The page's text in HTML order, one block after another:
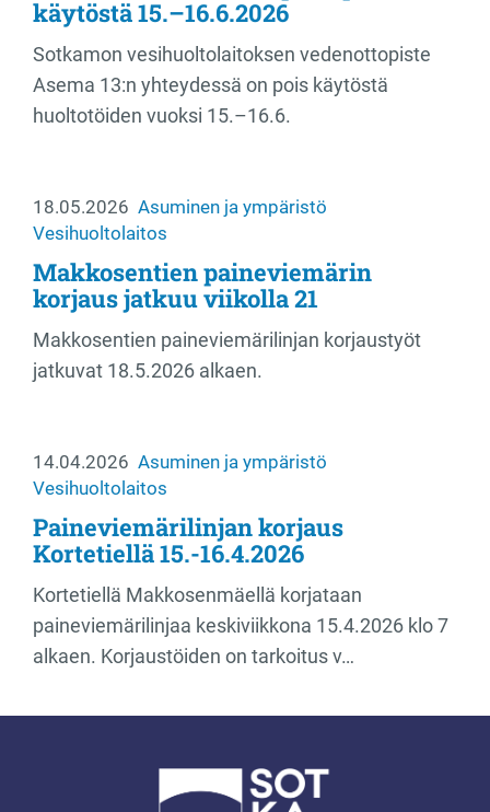
käytöstä 15.–16.6.2026
Sotkamon vesihuoltolaitoksen vedenottopiste
Asema 13:n yhteydessä on pois käytöstä
huoltotöiden vuoksi 15.–16.6.
18.05.2026 Asuminen ja ympäristö
Vesihuoltolaitos
Makkosentien paineviemärin
korjaus jatkuu viikolla 21
Makkosentien paineviemärilinjan korjaustyöt
jatkuvat 18.5.2026 alkaen.
14.04.2026 Asuminen ja ympäristö
Vesihuoltolaitos
Paineviemärilinjan korjaus
Kortetiellä 15.-16.4.2026
Kortetiellä Makkosenmäellä korjataan
paineviemärilinjaa keskiviikkona 15.4.2026 klo 7
alkaen. Korjaustöiden on tarkoitus v…